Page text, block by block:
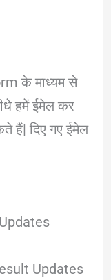
के माध्यम से
हमें ईमेल कर
हैं| दिए गए ईमेल
Updates